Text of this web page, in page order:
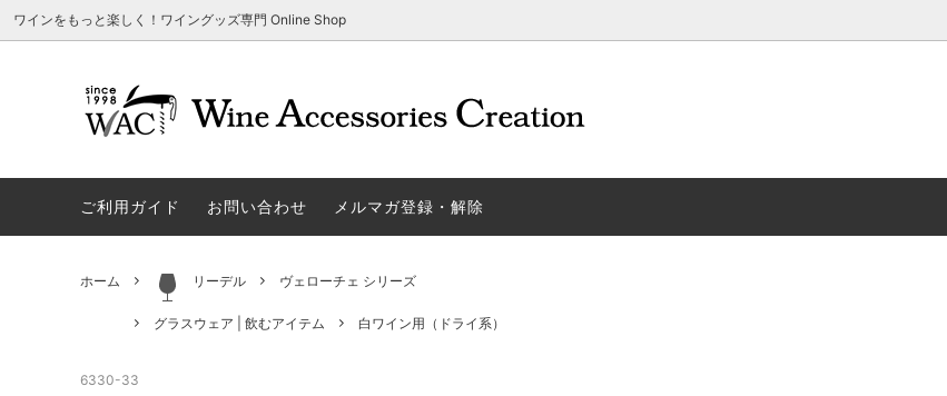
ワインをもっと楽しく！ワイングッズ専門 Online Shop
ザルト・デンクアート WINEX/HTT
シュトルッツル
勉・遊・楽アイテム 売れ筋ワイン雑貨
ホワイトデーギフトにおすすめ
旧サイト発行のクーポンについて
シャトーラギオールの偽物にご注意くだ
サイトマップ
ワインとコーヒーの美味しい関係
ご利用ガイド お問い合わせ メルマガ登録・解除
ホーム リーデル ヴェローチェ シリーズ
グラスウェア | 飲むアイテム 白ワイン用（ドライ系）
6330-33